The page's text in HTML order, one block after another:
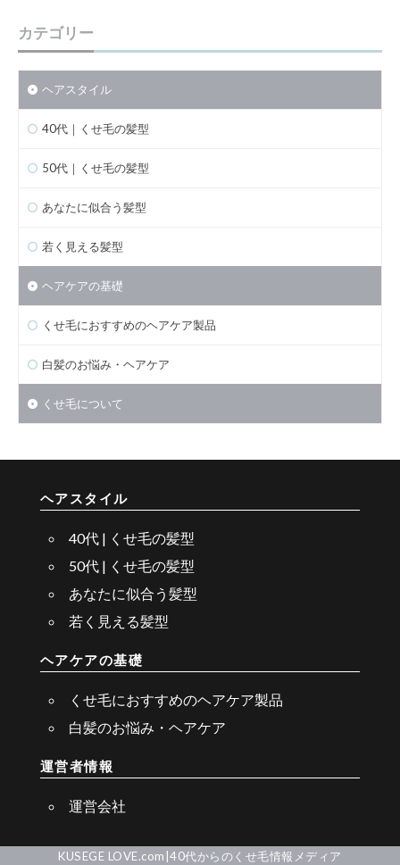
カテゴリー
ヘアスタイル
40代｜くせ毛の髪型
50代｜くせ毛の髪型
あなたに似合う髪型
若く見える髪型
ヘアケアの基礎
くせ毛におすすめのヘアケア製品
白髪のお悩み・ヘアケア
くせ毛について
ヘアスタイル
40代 | くせ毛の髪型
50代 | くせ毛の髪型
あなたに似合う髪型
若く見える髪型
ヘアケアの基礎
くせ毛におすすめのヘアケア製品
白髪のお悩み・ヘアケア
運営者情報
運営会社
KUSEGE LOVE.com|40代からのくせ毛情報メディア